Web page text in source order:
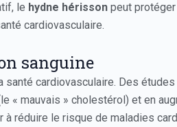
le hydne hérisson peut
cardiovasculaire.
sanguine
santé cardiovasculaire. Des
« mauvais » cholestérol) et en
réduire le risque de maladies